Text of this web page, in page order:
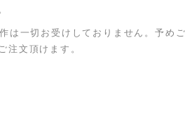
は一切お受けしておりません。予め
注文頂けます。